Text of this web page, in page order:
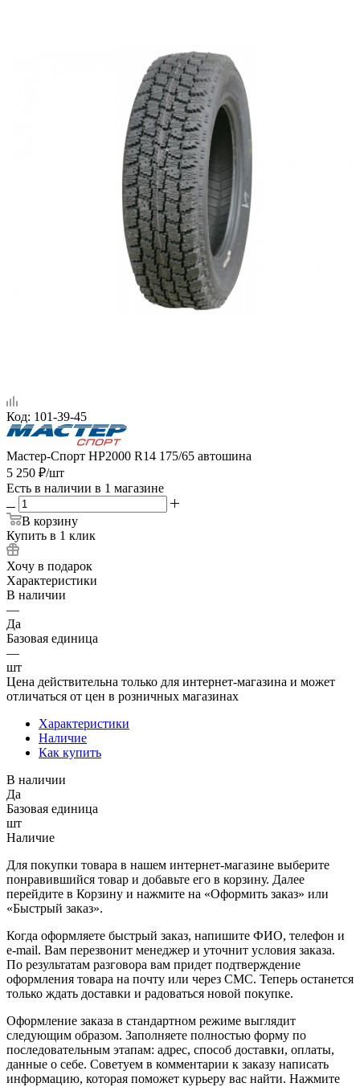
Код: 101-39-45
Мастер-Спорт НР2000 R14 175/65 автошина
5 250 ₽/шт
Есть в наличии в 1 магазине
В корзину
Купить в 1 клик
Хочу в подарок
Характеристики
В наличии
—
Да
Базовая единица
—
шт
Цена действительна только для интернет-магазина и может
отличаться от цен в розничных магазинах
Характеристики
Наличие
Как купить
В наличии
Да
Базовая единица
шт
Наличие
Для покупки товара в нашем интернет-магазине выберите
понравившийся товар и добавьте его в корзину. Далее
перейдите в Корзину и нажмите на «Оформить заказ» или
«Быстрый заказ».
Когда оформляете быстрый заказ, напишите ФИО, телефон и
e-mail. Вам перезвонит менеджер и уточнит условия заказа.
По результатам разговора вам придет подтверждение
оформления товара на почту или через СМС. Теперь останется
только ждать доставки и радоваться новой покупке.
Оформление заказа в стандартном режиме выглядит
следующим образом. Заполняете полностью форму по
последовательным этапам: адрес, способ доставки, оплаты,
данные о себе. Советуем в комментарии к заказу написать
информацию, которая поможет курьеру вас найти. Нажмите